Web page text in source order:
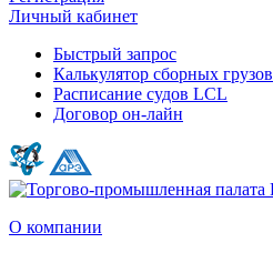
Личный кабинет
Быстрый запрос
Калькулятор сборных грузов
Расписание судов LCL
Договор он-лайн
О компании